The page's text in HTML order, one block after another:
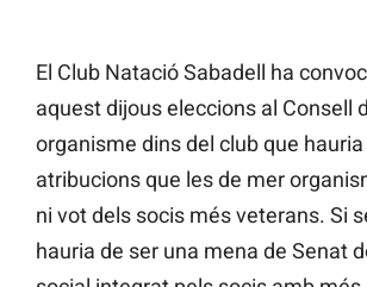
El Club Natació Sabadell ha
aquest dijous eleccions al Consell
organisme dins del club que
atribucions que les de mer
ni vot dels socis més veterans. Si
hauria de ser una mena de Senat